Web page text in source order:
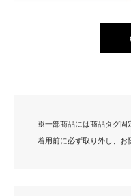
※一部商品には商品タグ固
着用前に必ず取り外し、お